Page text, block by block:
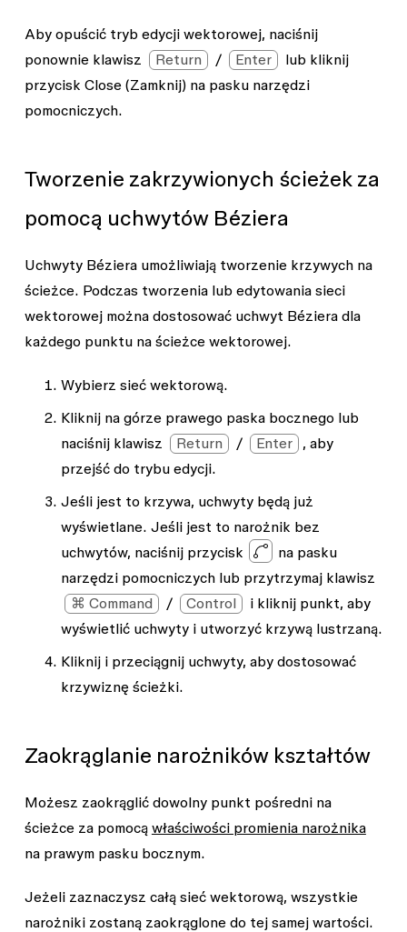
Aby opuścić tryb edycji wektorowej, naciśnij
ponownie klawisz
Return / Enter
lub kliknij
przycisk Close(Zamknij) na pasku narzędzi
pomocniczych.
Tworzenie zakrzywionych ścieżek za
pomocą uchwytów Béziera
Uchwyty Béziera umożliwiają tworzenie krzywych na
ścieżce. Podczas tworzenia lub edytowania sieci
wektorowej można dostosować uchwyt Béziera dla
każdego punktu na ścieżce wektorowej.
Wybierz sieć wektorową.
Kliknij na górze prawego paska bocznego lub
naciśnij klawisz
Return / Enter
, aby
przejść do trybu edycji.
Jeśli jest to krzywa, uchwyty będą już
wyświetlane. Jeśli jest to narożnik bez
uchwytów, naciśnij przycisk
na pasku
narzędzi pomocniczych lub przytrzymaj klawisz
⌘ Command
/ Control
i kliknij punkt, aby
wyświetlić uchwyty i utworzyć krzywą lustrzaną.
Kliknij i przeciągnij uchwyty, aby dostosować
krzywiznę ścieżki.
Zaokrąglanie narożników kształtów
Możesz zaokrąglić dowolny punkt pośredni na
ścieżce za pomocą właściwości promienia narożnika
na prawym pasku bocznym.
Jeżeli zaznaczysz całą sieć wektorową, wszystkie
narożniki zostaną zaokrąglone do tej samej wartości.